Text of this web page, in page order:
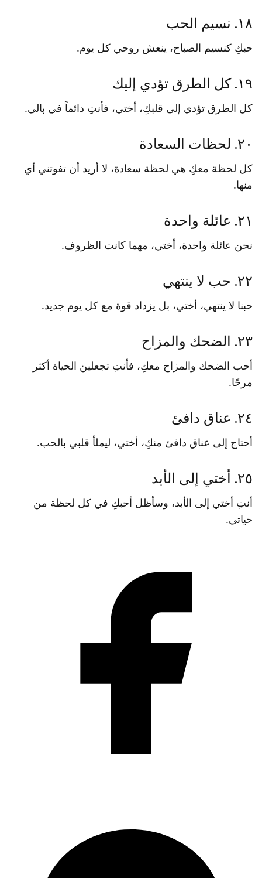
١٨. نسيم الحب
حبكِ كنسيم الصباح، ينعش روحي كل يوم.
١٩. كل الطرق تؤدي إليك
كل الطرق تؤدي إلى قلبكِ، أختي، فأنتِ دائماً في بالي.
٢٠. لحظات السعادة
كل لحظة معكِ هي لحظة سعادة، لا أريد أن تفوتني أي
منها.
٢١. عائلة واحدة
نحن عائلة واحدة، أختي، مهما كانت الظروف.
٢٢. حب لا ينتهي
حبنا لا ينتهي، أختي، بل يزداد قوة مع كل يوم جديد.
٢٣. الضحك والمزاح
أحب الضحك والمزاح معكِ، فأنتِ تجعلين الحياة أكثر
مرحًا.
٢٤. عناق دافئ
أحتاج إلى عناق دافئ منكِ، أختي، ليملأ قلبي بالحب.
٢٥. أختي إلى الأبد
أنتِ أختي إلى الأبد، وسأظل أحبكِ في كل لحظة من
حياتي.